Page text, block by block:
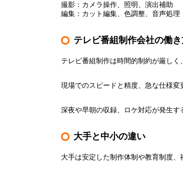
撮影：カメラ操作、照明、演出補助
編集：カット編集、色調整、音声処理
テレビ番組制作会社の働
テレビ番組制作は時間的制約が厳しく
現場でのスピードと精度、急な仕様変
深夜や早朝の収録、ロケ対応が発生す
大手と中小の違い
大手は安定した制作体制や教育制度、